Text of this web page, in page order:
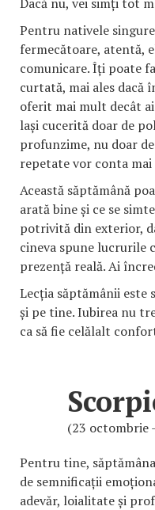
Pentru nativele
fermecătoare, atentă,
comunicare. Îți poate
curtată, mai ales dacă
oferit mai mult decât
lași cucerită doar de
profunzime, nu doar
repetate vor conta
Această săptămână
arată bine și ce se
potrivită din exterior,
cineva spune lucrurile
prezență reală. Ai
Lecția săptămânii este
și pe tine. Iubirea nu
ca să fie celălalt
(23 octombrie
Pentru tine,
de semnificații
adevăr, loialitate și